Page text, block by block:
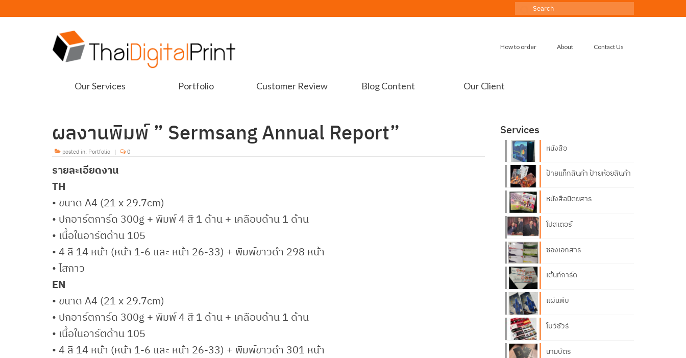
Search
How to order About Contact Us
Our Services Portfolio Customer Review Blog Content Our Client
ผลงานพิมพ์ ” Sermsang Annual Report”
posted in: Portfolio | 0
รายละเอียดงาน
TH
• ขนาด A4 (21 x 29.7cm)
• ปกอาร์ตการ์ด 300g + พิมพ์ 4 สี 1 ด้าน + เคลือบด้าน 1 ด้าน
• เนื้อในอาร์ตด้าน 105
• 4 สี 14 หน้า (หน้า 1-6 และ หน้า 26-33) + พิมพ์ขาวดำ 298 หน้า
• ไสกาว
EN
• ขนาด A4 (21 x 29.7cm)
• ปกอาร์ตการ์ด 300g + พิมพ์ 4 สี 1 ด้าน + เคลือบด้าน 1 ด้าน
• เนื้อในอาร์ตด้าน 105
• 4 สี 14 หน้า (หน้า 1-6 และ หน้า 26-33) + พิมพ์ขาวดำ 301 หน้า
Services
หนังสือ
ป้ายแท็กสินค้า ป้ายห้อยสินค้า
หนังสือนิตยสาร
โปสเตอร์
ซองเอกสาร
เต้นท์การ์ด
แผ่นพับ
โบว์ชัวร์
นามบัตร